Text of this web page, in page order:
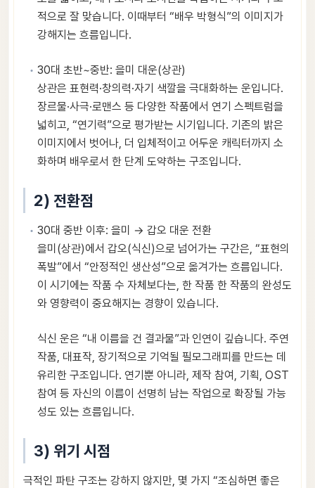
적으로 잘 맞습니다. 이때부터 “배우 박형식”의 이미지가
강해지는 흐름입니다.
30대 초반~중반: 을미 대운(상관)
상관은 표현력·창의력·자기 색깔을 극대화하는 운입니다.
장르물·사극·로맨스 등 다양한 작품에서 연기 스펙트럼을
넓히고, “연기력”으로 평가받는 시기입니다. 기존의 밝은
이미지에서 벗어나, 더 입체적이고 어두운 캐릭터까지 소
화하며 배우로서 한 단계 도약하는 구조입니다.
2) 전환점
30대 중반 이후: 을미 → 갑오 대운 전환
을미(상관)에서 갑오(식신)으로 넘어가는 구간은, “표현의
폭발”에서 “안정적인 생산성”으로 옮겨가는 흐름입니다.
이 시기에는 작품 수 자체보다는, 한 작품 한 작품의 완성도
와 영향력이 중요해지는 경향이 있습니다.
식신 운은 “내 이름을 건 결과물”과 인연이 깊습니다. 주연
작품, 대표작, 장기적으로 기억될 필모그래피를 만드는 데
유리한 구조입니다. 연기뿐 아니라, 제작 참여, 기획, OST
참여 등 자신의 이름이 선명히 남는 작업으로 확장될 가능
성도 있는 흐름입니다.
3) 위기 시점
극적인 파탄 구조는 강하지 않지만, 몇 가지 “조심하면 좋은